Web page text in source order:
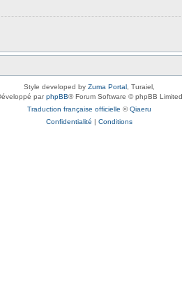
Style developed by Zuma Portal , Turaiel,
parphpBB® Forum Software © phpBB Limited
Traduction française officielle ©Qiaeru
Confidentialité | Conditions